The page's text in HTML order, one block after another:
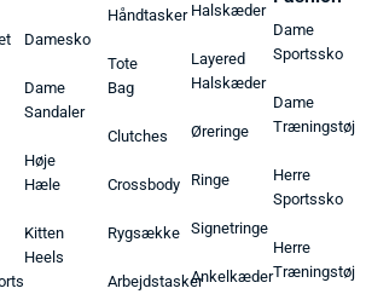
Damesko
Dame
Sandaler
Høje
Hæle
Kitten
Heels
Håndtasker
Tote
Bag
Clutches
Crossbody
Rygsække
Arbejdstasker
Halskæder
Layered
Halskæder
Øreringe
Ringe
Signetringe
Ankelkæder
Dame
Sportssko
Dame
Træningstøj
Herre
Sportssko
Herre
Træningstøj